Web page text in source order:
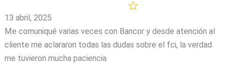
13 abril, 2025
Me comuniqué varias veces con Bancor y desde atención al
cliente me aclararon todas las dudas sobre el fci, la verdad
me tuvieron mucha paciencia.